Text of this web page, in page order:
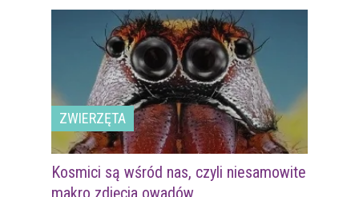
ZWIERZĘTA
Kosmici są wśród nas, czyli niesamowite
makro zdjęcia owadów